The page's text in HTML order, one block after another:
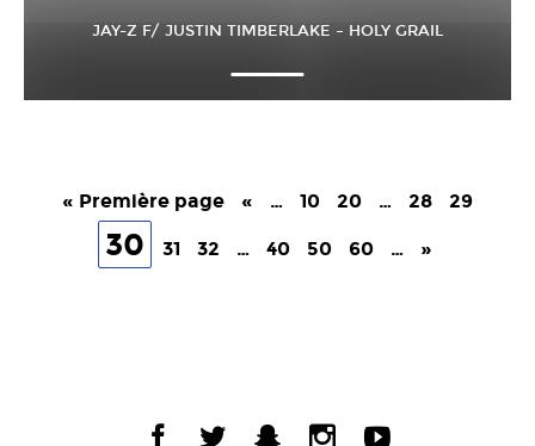
JAY-Z F/ JUSTIN TIMBERLAKE – HOLY GRAIL
« Première page « … 10 20 … 28 29
30 31 32 … 40 50 60 … »